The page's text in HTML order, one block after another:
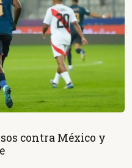
contra México y
Ecuador?